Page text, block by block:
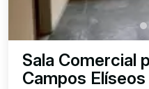
Sala Comercial
Campos Elíseos